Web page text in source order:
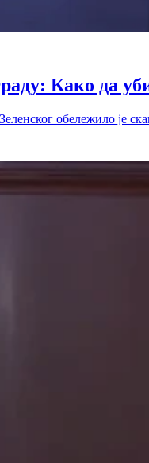
Како да
обележило је